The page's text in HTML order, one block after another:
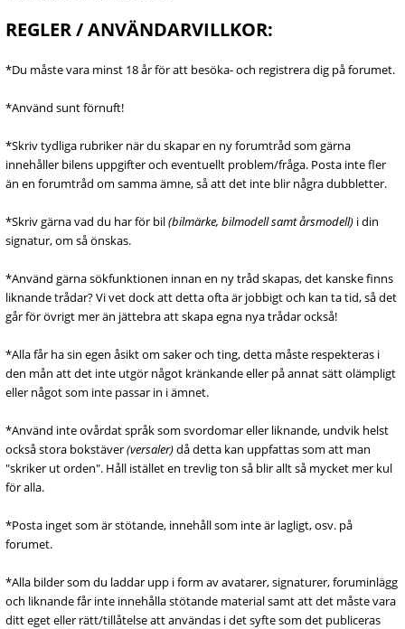
REGLER / ANVÄNDARVILLKOR:
*Du måste vara minst 18 år för att besöka- och registrera dig på forumet.
*Använd sunt förnuft!
*Skriv tydliga rubriker när du skapar en ny forumtråd som gärna
innehåller bilens uppgifter och eventuellt problem/fråga. Posta inte fler
än en forumtråd om samma ämne, så att det inte blir några dubbletter.
*Skriv gärna vad du har för bil(bilmärke, bilmodell samt årsmodell) i din
signatur, om så önskas.
*Använd gärna sökfunktionen innan en ny tråd skapas, det kanske finns
liknande trådar? Vi vet dock att detta ofta är jobbigt och kan ta tid, så det
går för övrigt mer än jättebra att skapa egna nya trådar också!
*Alla får ha sin egen åsikt om saker och ting, detta måste respekteras i
den mån att det inte utgör något kränkande eller på annat sätt olämpligt
eller något som inte passar in i ämnet.
*Använd inte ovårdat språk som svordomar eller liknande, undvik helst
också stora bokstäver(versaler)då detta kan uppfattas som att man
"skriker ut orden". Håll istället en trevlig ton så blir allt så mycket mer kul
för alla.
*Posta inget som är stötande, innehåll som inte är lagligt, osv. på
forumet.
*Alla bilder som du laddar upp i form av avatarer, signaturer, foruminlägg
och liknande får inte innehålla stötande material samt att det måste vara
ditt eget eller rätt/tillåtelse att användas i det syfte som det publiceras